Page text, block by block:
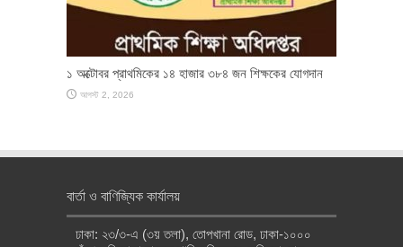
১ অক্টোবর প্রাথমিকের ১৪ হাজার ৩৮৪ জন শিক্ষকের যোগদান
আগস্ট 2, 2026
বার্তা ও বাণিজ্যিক কার্যালয়
ঢাকা: ২৩/৩-এ (৩য় তলা), তোপখানা রোড, ঢাকা-১০০০